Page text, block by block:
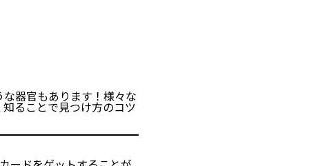
器官もあります！様々な
ることで見つけ方のコツ